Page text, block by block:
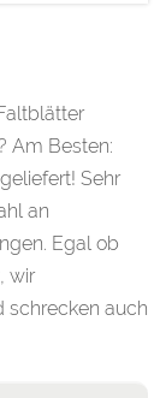
Am Besten:
Sehr
an
Egal ob
wir
schrecken auch